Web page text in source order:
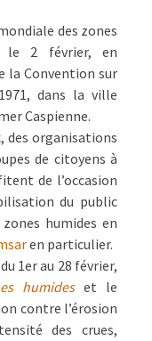
des zones
le 2 février, en
la Convention sur
dans la ville
Caspienne.
des organisations
de citoyens à
de l’occasion
du public
humides en
en particulier.
1er au 28 février,
humideset le
contre l’érosion
des crues,